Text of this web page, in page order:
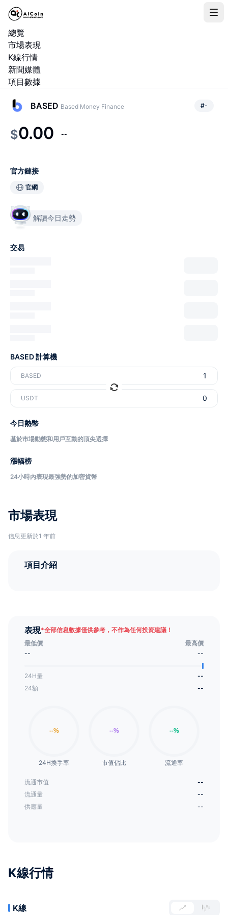
總覽
市場表現
K線行情
新聞媒體
項目數據
市場表現
信息更新於1 年前
項目介紹
表現*全部信息數據僅供參考，不作為任何投資建議！
最低價
最高價
--
--
24H量
--
24額
--
24H換手率 市值佔比 流通率
流通市值
--
流通量
--
供應量
--
K線行情
K線
BASED Based Money Finance #-
$0.00 --
官方鏈接
官網
解讀今日走勢
交易
BASED 計算機
BASED
USDT
今日熱幣
基於市場動態和用戶互動的頂尖選擇
漲幅榜
24小時內表現最強勢的加密貨幣